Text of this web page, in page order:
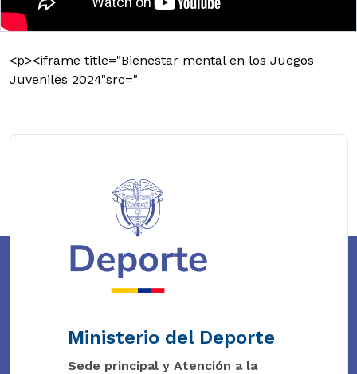
<p><iframe title="Bienestar mental en los Juegos
Juveniles 2024"src="
Ministerio del Deporte
Sede principal y Atención a la